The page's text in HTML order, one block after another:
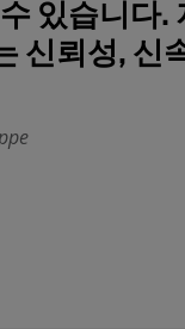
있습니다.
신뢰성, 신